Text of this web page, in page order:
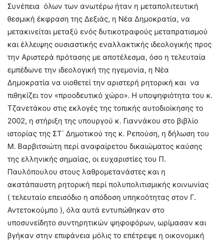
Συνέπεια όλων των ανωτέρω ήταν η μεταπολιτευτική
θεσμική έκφραση της Δεξιάς, η Νέα Δημοκρατία, να
μετακινείται μεταξύ ενός δυτικοτραφούς μεταπρατισμού
και έλλειψης ουσιαστικής εναλλακτικής ιδεολογικής προς
την Αριστερά πρότασης με αποτέλεσμα, όσο η τελευταία
εμπέδωνε την ιδεολογική της ηγεμονία, η Νέα
Δημοκρατία να υιοθετεί την αριστερή ρητορική και να
πιθηκίζει τον «προοδευτικό χώρο». Η υποψηφιότητα του κ.
Τζανετάκου στις εκλογές της τοπικής αυτοδιοίκησης το
2002, η στήριξη της υπουργού κ. Γιαννάκου στο βιβλίο
ιστορίας της ΣΤ΄ Δημοτικού της κ. Ρεπούση, η δήλωση του
Μ. Βαρβιτσιώτη περί αναφαίρετου δικαιώματος καύσης
της ελληνικής σημαίας, οι ευχαριστίες του Π.
Παυλόπουλου στους λαθρομετανάστες και η
ακατάπαυστη ρητορική περί πολυπολιτισμικής κοινωνίας
( τελευταίο επεισόδιο η απόδοση υπηκοότητας στον Γ.
Αντετοκούμπο ), όλα αυτά εντυπώθηκαν στο
υποσυνείδητο συντηρητικών ψηφοφόρων, ωρίμασαν και
βγήκαν στην επιφάνεια μόλις το επέτρεψε η οικονομική